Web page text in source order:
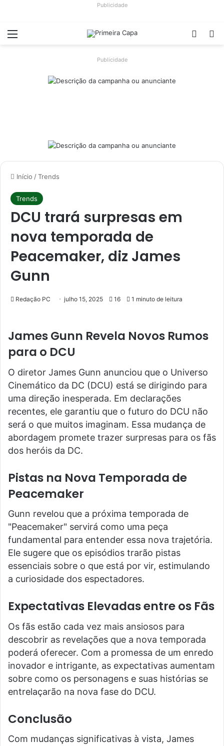
Publicidade
Menu
Publicidade
Início /Trends
Trends
DCU trará surpresas em
nova temporada de
Peacemaker, diz James
Gunn
Redação PC julho 15, 2025 16 1 minuto de leitura
James Gunn Revela Novos Rumos
para o DCU
O diretor James Gunn anunciou que o Universo
Cinemático da DC (DCU) está se dirigindo para
uma direção inesperada. Em declarações
recentes, ele garantiu que o futuro do DCU não
será o que muitos imaginam. Essa mudança de
abordagem promete trazer surpresas para os fãs
dos heróis da DC.
Pistas na Nova Temporada de
Peacemaker
Gunn revelou que a próxima temporada de
"Peacemaker" servirá como uma peça
fundamental para entender essa nova trajetória.
Ele sugere que os episódios trarão pistas
essenciais sobre o que está por vir, estimulando
a curiosidade dos espectadores.
Expectativas Elevadas entre os Fãs
Os fãs estão cada vez mais ansiosos para
descobrir as revelações que a nova temporada
poderá oferecer. Com a promessa de um enredo
inovador e intrigante, as expectativas aumentam
sobre como os personagens e suas histórias se
entrelaçarão na nova fase do DCU.
Conclusão
Com mudanças significativas à vista, James